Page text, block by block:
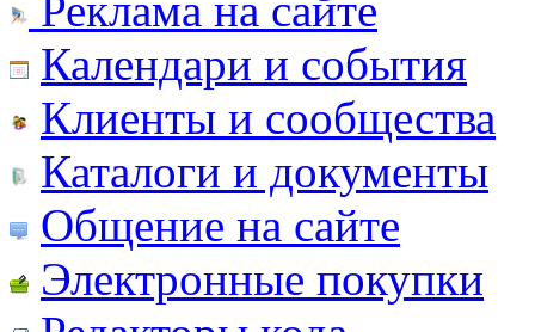
Реклама на сайте
Календари и события
Клиенты и сообщества
Каталоги и документы
Общение на сайте
Электронные покупки